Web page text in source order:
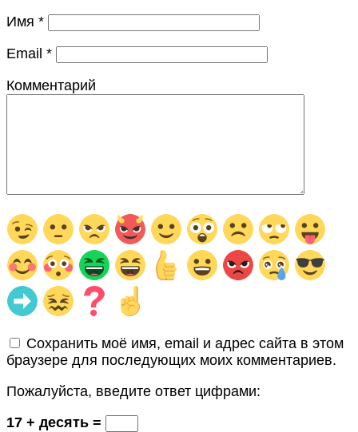
Имя *
Email *
Комментарий
Сохранить моё имя, email и адрес сайта в этом
браузере для последующих моих комментариев.
Пожалуйста, введите ответ цифрами:
17 + десять =